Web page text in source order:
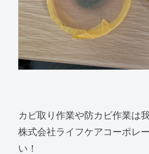
カビ取り作業や防カビ作業は
株式会社ライフケアコーポレ
い！